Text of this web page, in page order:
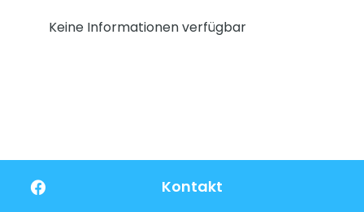
Keine Informationen verfügbar
Kontakt